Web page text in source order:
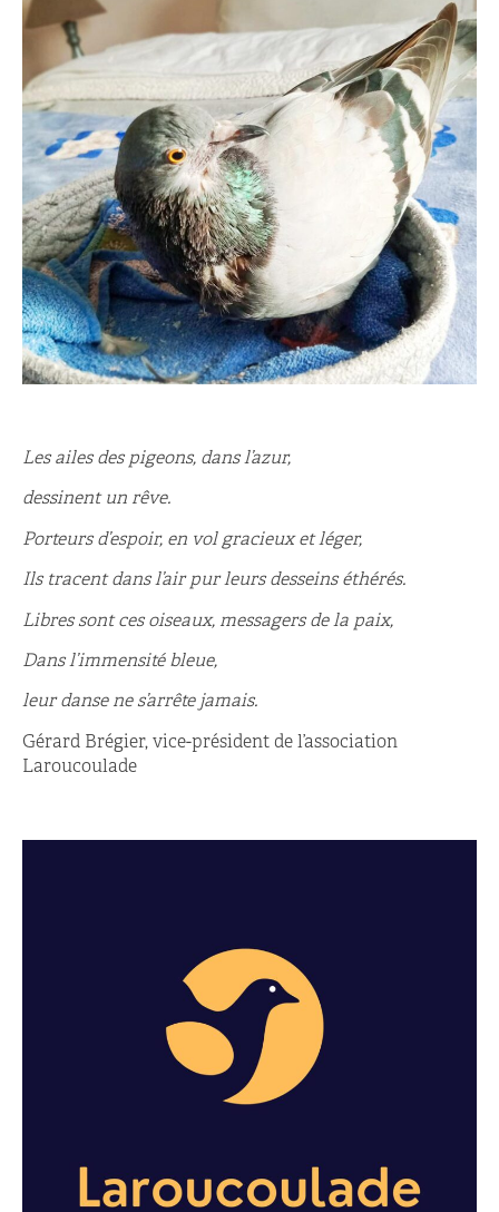
Les ailes des pigeons, dans l’azur,
dessinent un rêve.
Porteurs d’espoir, en vol gracieux et léger,
Ils tracent dans l’air pur leurs desseins éthérés.
Libres sont ces oiseaux, messagers de la paix,
Dans l’immensité bleue,
leur danse ne s’arrête jamais.
Gérard Brégier, vice-président de l’association
Laroucoulade